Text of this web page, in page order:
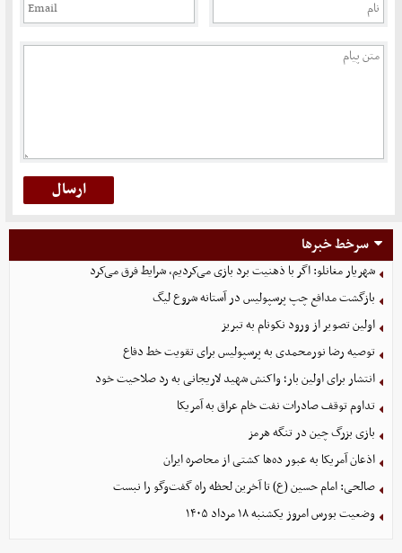
سرخط خبرها
شهریار مغانلو: اگر با ذهنیت برد بازی می‌کردیم، شرایط فرق می‌کرد
بازگشت مدافع چپ پرسپولیس در آستانه شروع لیگ
اولین تصویر از ورود نکونام به تبریز
توصیه رضا نورمحمدی به پرسپولیس برای تقویت خط دفاع
انتشار برای اولین بار؛ واکنش شهید لاریجانی به رد صلاحیت خود
تداوم توقف صادرات نفت خام عراق به آمریکا
بازی بزرگ چین در تنگه هرمز
اذعان آمریکا به عبور ده‌ها کشتی از محاصره ایران
صالحی: امام حسین (ع) تا آخرین لحظه راه گفت‌وگو را نبست
وضعیت بورس امروز یکشنبه ۱۸ مرداد ۱۴۰۵